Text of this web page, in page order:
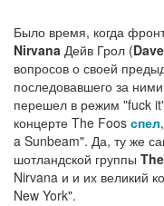
Было время, когда
Nirvana Дейв Грол (
вопросов о своей
последовавшего за
перешел в режим "fuck
концерте The Foos спел
a Sunbeam". Да, ту же
шотландской группы
Nirvana и и их великий
New York".